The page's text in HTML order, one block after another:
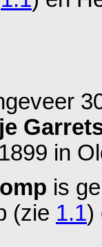
in
is
(zie 1.1)